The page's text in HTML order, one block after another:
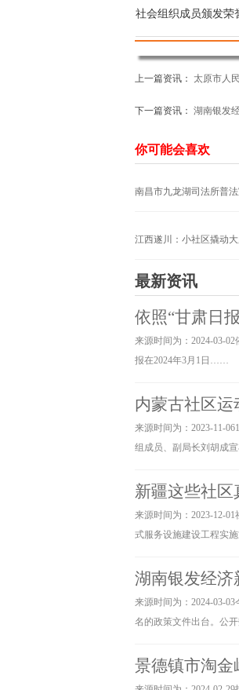
社会组织成员颁发荣
为对爱心企业
方式逐一发放荣誉证
文章来源于：
网站内容来源
上一篇资讯： 太原市人
下一篇资讯： 湖南银发
你可能会喜欢
南昌市九龙湖司法所普
江西遂川：小社区撬动
最新资讯
依照“甘肃日
来源时间为：2024-03-
报在2024年3月1日……
内蒙古社区运
来源时间为：2023-11-
组成员、副局长刘胡成
新疆这些社
来源时间为：2023-12-
式服务设施建设工程实
湖南银发经济
来源时间为：2024-03-
名的政策文件出台。公
景德镇市淘金